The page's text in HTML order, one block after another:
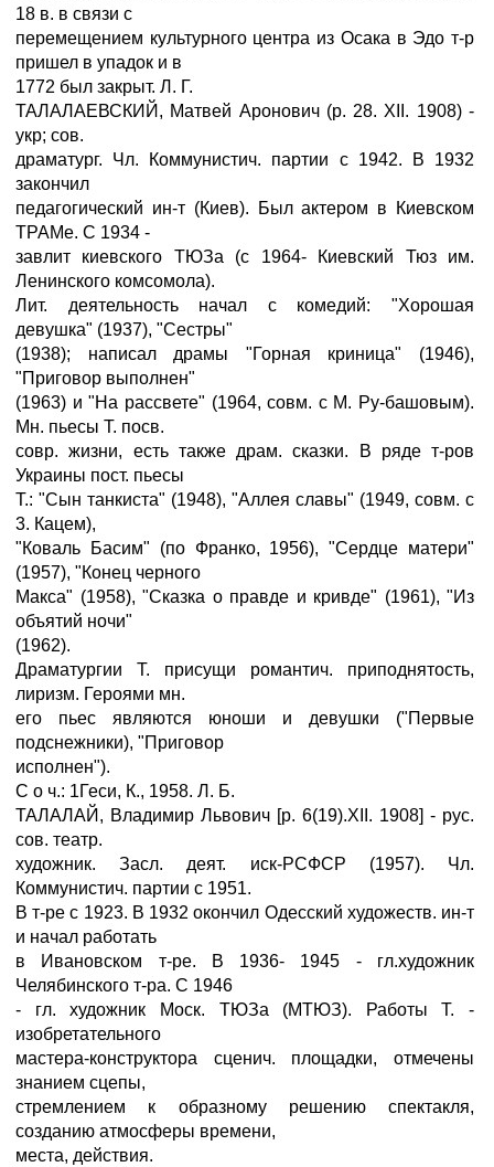
18 в. в связи с
перемещением культурного центра из Осака в Эдо т-р
пришел в упадок и в
1772 был закрыт. Л. Г.
ТАЛАЛАЕВСКИЙ, Матвей Аронович (р. 28. XII. 1908) -
укр; сов.
драматург. Чл. Коммунистич. партии с 1942. В 1932
закончил
педагогический ин-т (Киев). Был актером в Киевском
ТРАМе. С 1934 -
завлит киевского ТЮЗа (с 1964- Киевский Тюз им.
Ленинского комсомола).
Лит. деятельность начал с комедий: "Хорошая
девушка" (1937), "Сестры"
(1938); написал драмы "Горная криница" (1946),
"Приговор выполнен"
(1963) и "На рассвете" (1964, совм. с М. Ру-башовым).
Мн. пьесы Т. посв.
совр. жизни, есть также драм. сказки. В ряде т-ров
Украины пост. пьесы
Т.: "Сын танкиста" (1948), "Аллея славы" (1949, совм. с
3. Кацем),
"Коваль Басим" (по Франко, 1956), "Сердце матери"
(1957), "Конец черного
Макса" (1958), "Сказка о правде и кривде" (1961), "Из
объятий ночи"
(1962).
Драматургии Т. присущи романтич. приподнятость,
лиризм. Героями мн.
его пьес являются юноши и девушки ("Первые
подснежники), "Приговор
исполнен").
С о ч.: 1Геси, К., 1958. Л. Б.
ТАЛАЛАЙ, Владимир Львович [р. 6(19).XII. 1908] - рус.
сов. театр.
художник. Засл. деят. иск-РСФСР (1957). Чл.
Коммунистич. партии с 1951.
В т-ре с 1923. В 1932 окончил Одесский художеств. ин-т
и начал работать
в Ивановском т-ре. В 1936- 1945 - гл.художник
Челябинского т-ра. С 1946
- гл. художник Моск. ТЮЗа (МТЮЗ). Работы Т. -
изобретательного
мастера-конструктора сценич. площадки, отмечены
знанием сцепы,
стремлением к образному решению спектакля,
созданию атмосферы времени,
места, действия.